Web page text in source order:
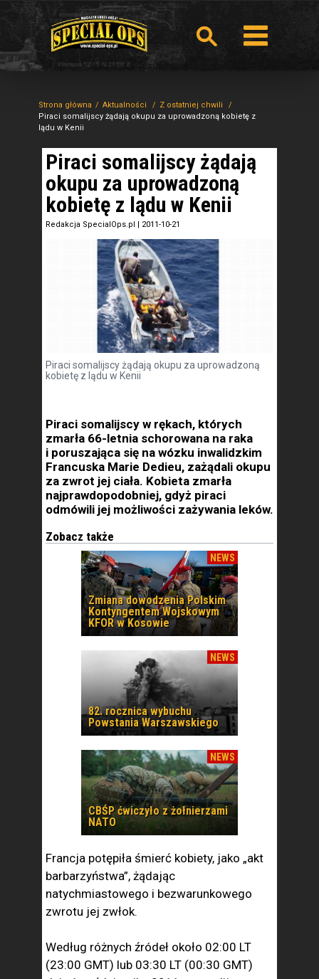
Strona główna Aktualności
Z ostatniej chwili
Piraci somalijscy żądają okupu za uprowadzoną kobietę z
lądu w Kenii
Piraci somalijscy żądają
okupu za uprowadzoną
kobietę z lądu w Kenii
Redakcja SpecialOps.pl | 2011-10-21
Piraci somalijscy żądają okupu za uprowadzoną
kobietę z lądu w Kenii
Piraci somalijscy w rękach, których
zmarła 66-letnia schorowana na raka
i poruszająca się na wózku inwalidzkim
Francuska Marie Dedieu, zażądali okupu
za zwrot jej ciała. Kobieta zmarła
najprawdopodobniej, gdyż piraci
odmówili jej możliwości zażywania leków.
Zobacz także
NEWS
Zmiana dowodzenia Polskim
Kontyngentem Wojskowym
KFOR w Kosowie
NEWS
82. rocznica wybuchu
Powstania Warszawskiego
NEWS
CBŚP ćwiczyło z żołnierzami
NATO
Francja potępiła śmierć kobiety, jako „akt
barbarzyństwa”, żądając
natychmiastowego i bezwarunkowego
zwrotu jej zwłok.
Według różnych źródeł około 02:00 LT
(23:00 GMT) lub 03:30 LT (00:30 GMT)